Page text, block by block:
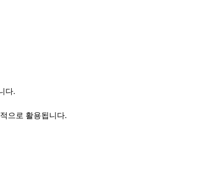
다.
으로 활용됩니다.